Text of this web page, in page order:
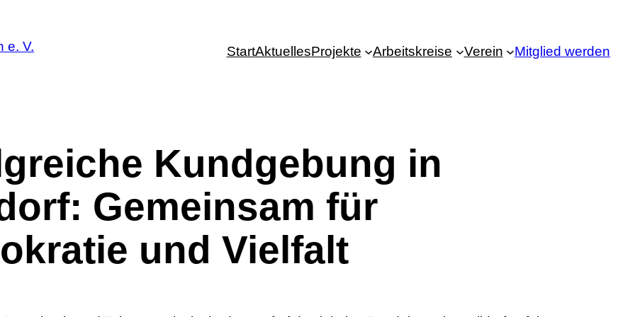
StartAktuellesProjekte Arbeitskreise Verein Mitglied werden
Kundgebung in
Gemeinsam für
und Vielfalt